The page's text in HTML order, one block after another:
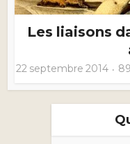
Les liaisons
22 septembre 2014